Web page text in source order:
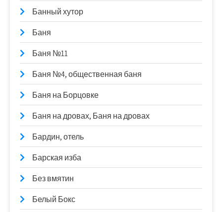
Банный хутор
Баня
Баня №11
Баня №4, общественная баня
Баня на Борцовке
Баня на дровах, Баня на дровах
Бардин, отель
Барская изба
Без вмятин
Белый Бокс